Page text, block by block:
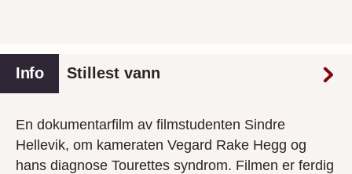
Info Stillest vann
En dokumentarfilm av filmstudenten Sindre
Hellevik, om kameraten Vegard Rake Hegg og
hans diagnose Tourettes syndrom. Filmen er ferdig